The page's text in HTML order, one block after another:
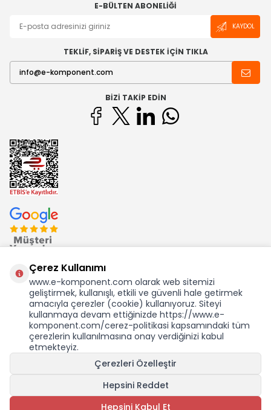
KDV Dahil Birim Fiyat
SEPETE EKLE
E-BÜLTEN ABONELIĞI
KAYDOL
TEKLİF, SİPARİŞ VE DESTEK İÇİN TIKLA
BIZI TAKIP EDIN
Ekom Elk. Elektronik San. ve Tic. A.Ş.'nin Tescilli Bir Markasıdır
Çerez Kullanımı
www.e-komponent.com olarak web sitemizi
geliştirmek, kullanışlı, etkili ve güvenli hale getirmek
amacıyla çerezler (cookie) kullanıyoruz. Siteyi
kullanmaya devam ettiğinizde https://www.e-
komponent.com/cerez-politikasi kapsamındaki tüm
çerezlerin kullanılmasına onay verdiğinizi kabul
etmekteyiz.
Çerezleri Özelleştir
Hepsini Reddet
Hepsini Kabul Et